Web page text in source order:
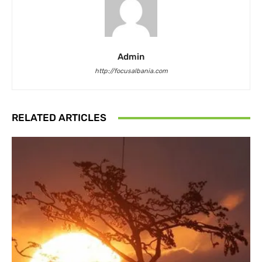
Admin
http://focusalbania.com
RELATED ARTICLES